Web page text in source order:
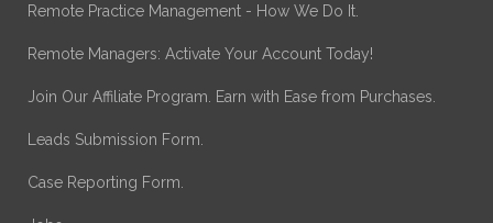
Remote Practice Management - How We Do It.
Remote Managers: Activate Your Account Today!
Join Our Affiliate Program. Earn with Ease from Purchases.
Leads Submission Form.
Case Reporting Form.